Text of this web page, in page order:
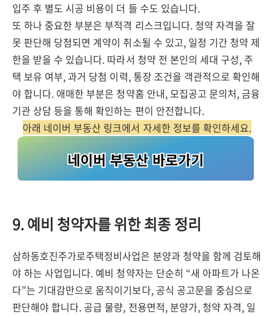
입주 후 별도 시공 비용이 더 들 수도 있습니다.
또 하나 중요한 부분은 부적격 리스크입니다. 청약 자격을 잘
못 판단해 당첨되면 계약이 취소될 수 있고, 일정 기간 청약 제
한을 받을 수 있습니다. 따라서 청약 전 본인의 세대 구성, 주
택 보유 여부, 과거 당첨 이력, 통장 조건을 객관적으로 확인해
야 합니다. 애매한 부분은 청약홈 안내, 모집공고 문의처, 금융
기관 상담 등을 통해 확인하는 편이 안전합니다.
아래 네이버 부동산 링크에서 자세한 정보를 확인하세요.
9. 예비 청약자를 위한 최종 정리
삼하동호진주가로주택정비사업은 분양과 청약을 함께 검토해
야 하는 사업입니다. 예비 청약자는 단순히 “새 아파트가 나온
다”는 기대감만으로 움직이기보다, 공식 공고문을 중심으로
판단해야 합니다. 공급 물량, 전용면적, 분양가, 청약 자격, 일